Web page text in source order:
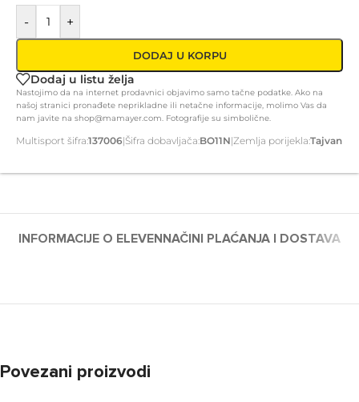
- +
DODAJ U KORPU
Dodaj u listu želja
Nastojimo da na internet prodavnici objavimo samo tačne podatke. Ako na
našoj stranici pronađete neprikladne ili netačne informacije, molimo Vas da
nam javite na shop@mamayer.com. Fotografije su simbolične.
Multisport šifra:137006|Šifra dobavljača:BO11N|Zemlja porijekla:Tajvan
INFORMACIJE O ELEVENNAČINI PLAĆANJA I DOSTAVA
Povezani proizvodi